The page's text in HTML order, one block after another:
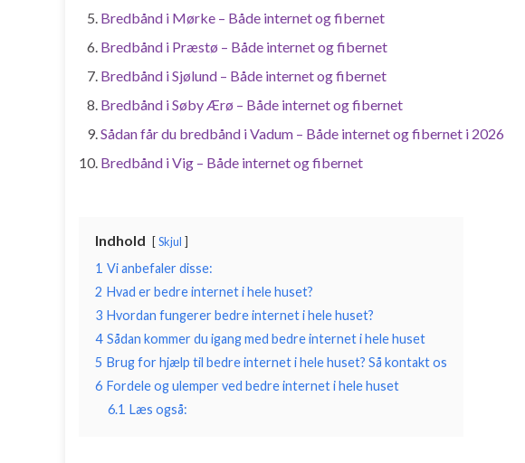
Bredbånd i Mørke – Både internet og fibernet
Bredbånd i Præstø – Både internet og fibernet
Bredbånd i Sjølund – Både internet og fibernet
Bredbånd i Søby Ærø – Både internet og fibernet
Sådan får du bredbånd i Vadum – Både internet og fibernet i 2026
Bredbånd i Vig – Både internet og fibernet
Indhold Skjul
1 Vi anbefaler disse:
2 Hvad er bedre internet i hele huset?
3 Hvordan fungerer bedre internet i hele huset?
4 Sådan kommer du igang med bedre internet i hele huset
5 Brug for hjælp til bedre internet i hele huset? Så kontakt os
6 Fordele og ulemper ved bedre internet i hele huset
6.1 Læs også: